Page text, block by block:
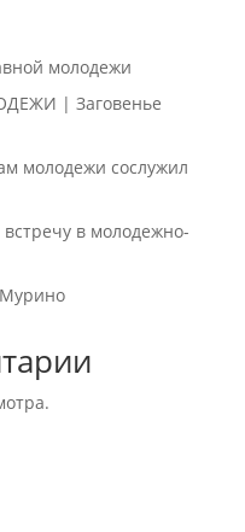
молодежи
| Заговенье
молодежи сослужил
в молодежно-